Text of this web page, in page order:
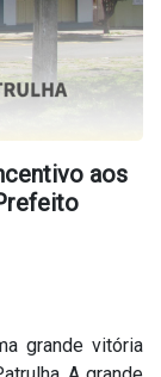
aos
grande vitória